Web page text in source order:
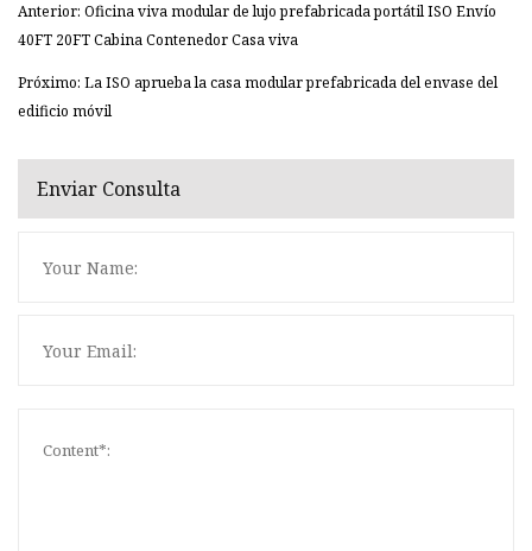
Anterior: Oficina viva modular de lujo prefabricada portátil ISO Envío
40FT 20FT Cabina Contenedor Casa viva
Próximo: La ISO aprueba la casa modular prefabricada del envase del
edificio móvil
Enviar Consulta